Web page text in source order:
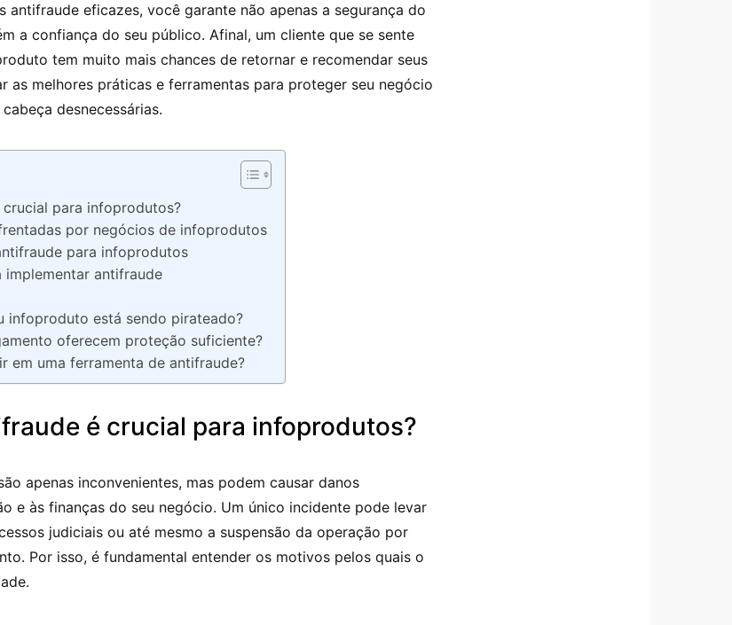
antifraude eficazes, você garante não apenas a segurança do
a confiança do seu público. Afinal, um cliente que se sente
tem muito mais chances de retornar e recomendar seus
as melhores práticas e ferramentas para proteger seu negócio
desnecessárias.
para infoprodutos?
por negócios de infoprodutos
para infoprodutos
implementar antifraude
infoproduto está sendo pirateado?
oferecem proteção suficiente?
em uma ferramenta de antifraude?
é crucial para infoprodutos?
apenas inconvenientes, mas podem causar danos
e às finanças do seu negócio. Um único incidente pode levar
judiciais ou até mesmo a suspensão da operação por
Por isso, é fundamental entender os motivos pelos quais o